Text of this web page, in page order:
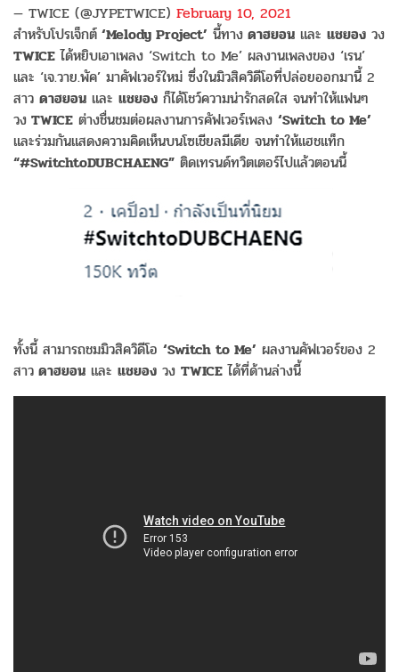
— TWICE (@JYPETWICE) February 10, 2021
สำหรับโปรเจ็กต์ ‘Melody Project’ นี้ทาง ดาฮยอน และ แชยอง วง
TWICE ได้หยิบเอาเพลง ‘Switch to Me’ ผลงานเพลงของ ‘เรน’
และ ‘เจ.วาย.พัค’ มาคัฟเวอร์ใหม่ ซึ่งในมิวสิควิดีโอที่ปล่อยออกมานี้ 2
สาว ดาฮยอน และ แชยอง ก็ได้โชว์ความน่ารักสดใส จนทำให้แฟนๆ
วง TWICE ต่างชื่นชมต่อผลงานการคัฟเวอร์เพลง ‘Switch to Me’
และร่วมกันแสดงความคิดเห็นบนโซเชียลมีเดีย จนทำให้แฮชแท็ก
“#SwitchtoDUBCHAENG” ติดเทรนด์ทวิตเตอร์ไปแล้วตอนนี้
ทั้งนี้ สามารถชมมิวสิควิดีโอ ‘Switch to Me’ ผลงานคัฟเวอร์ของ 2
สาว ดาฮยอน และ แชยอง วง TWICE ได้ที่ด้านล่างนี้